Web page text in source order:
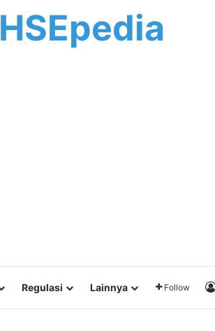
HSEpedia
Regulasi Lainnya Follow